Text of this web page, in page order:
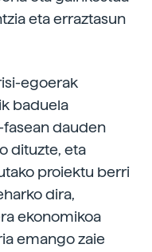
eta erraztasun
egoerak
baduela
dauden
dituzte, eta
proiektu berri
dira,
ekonomikoa
emango zaie